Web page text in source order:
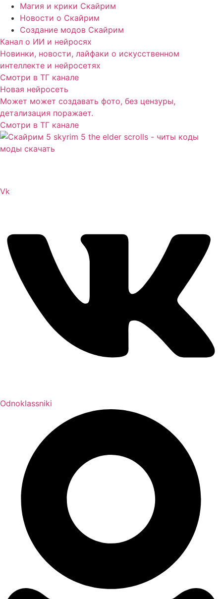
Магия и крики Скайрим
Новости о Скайрим
Создание модов Скайрим
Канал о ИИ и нейросях
Новинки, новости, лайфаки о искусственном
интеллекте и нейросетях
Смотри в ТГ канале
Новая нейросеть
Может может создавать фото, без цензуры,
детализация поражает.
Смотри в ТГ канале
Vk
Odnoklassniki